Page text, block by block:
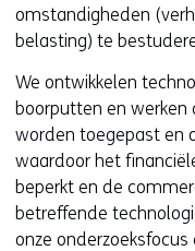
omstandigheden
belasting) te
We ontwikkelen
boorputten en werken
worden toegepast en
waardoor het
beperkt en de
betreffende
onze onderzoeksfocus